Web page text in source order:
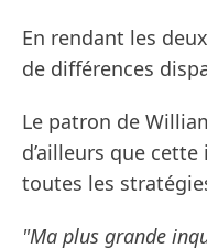
En rendant les
de différences
Le patron de
d’ailleurs que
toutes les
"Ma plus grande